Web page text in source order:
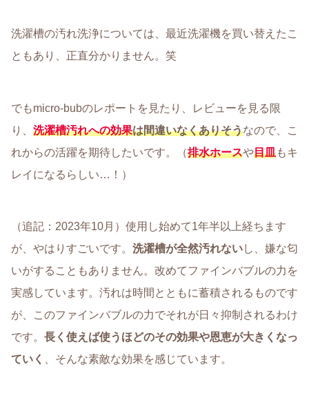
洗濯槽の汚れ洗浄については、最近洗濯機を買い替えたこ
ともあり、正直分かりません。笑
でもmicro-bubのレポートを見たり、レビューを見る限
り、 洗濯槽汚れへの効果は間違いなくありそうなので、こ
れからの活躍を期待したいです。（排水ホースや目皿もキ
レイになるらしい…！）
（追記：2023年10月）使用し始めて1年半以上経ちます
が、やはりすごいです。 洗濯槽が全然汚れないし、嫌な匂
いがすることもありません。改めてファインバブルの力を
実感しています。汚れは時間とともに蓄積されるものです
が、このファインバブルの力でそれが日々抑制されるわけ
です。 長く使えば使うほどのその効果や恩恵が大きくなっ
ていく
、そんな素敵な効果を感じています。